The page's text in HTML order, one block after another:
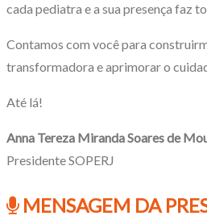
cada pediatra e a sua presença faz
Contamos com você para
transformadora e aprimorar o
Até lá!
Anna Tereza Miranda Soares de
Presidente SOPERJ
MENSAGEM DA